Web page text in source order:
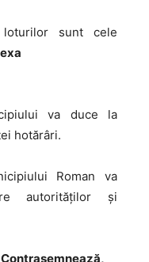
loturilor sunt cele
va duce la
hotărâri.
Roman va
autorităţilor şi
Contrasemnează,